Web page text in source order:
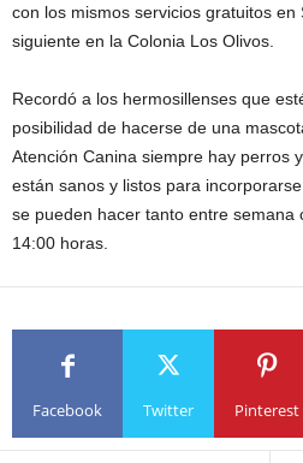
con los mismos servicios gratuitos
siguiente en la Colonia Los Olivos.
Recordó a los hermosillenses que
posibilidad de hacerse de una
Atención Canina siempre hay perros
están sanos y listos para
se pueden hacer tanto entre semana
14:00 horas.
Facebook Twitter Pinterest